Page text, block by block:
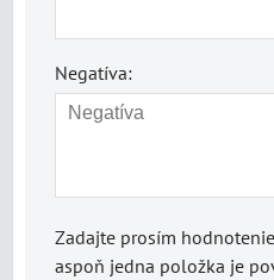
Negatíva:
Zadajte prosím
aspoň jedna položka je